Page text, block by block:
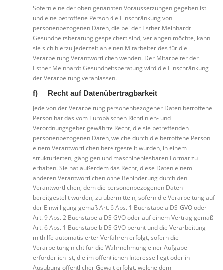
Sofern eine der oben genannten Voraussetzungen gegeben ist
und eine betroffene Person die Einschränkung von
personenbezogenen Daten, die bei der Esther Meinhardt
Gesundheitsberatung gespeichert sind, verlangen möchte, kann
sie sich hierzu jederzeit an einen Mitarbeiter des für die
Verarbeitung Verantwortlichen wenden. Der Mitarbeiter der
Esther Meinhardt Gesundheitsberatung wird die Einschränkung
der Verarbeitung veranlassen.
f) Recht auf Datenübertragbarkeit
Jede von der Verarbeitung personenbezogener Daten betroffene
Person hat das vom Europäischen Richtlinien- und
Verordnungsgeber gewährte Recht, die sie betreffenden
personenbezogenen Daten, welche durch die betroffene Person
einem Verantwortlichen bereitgestellt wurden, in einem
strukturierten, gängigen und maschinenlesbaren Format zu
erhalten. Sie hat außerdem das Recht, diese Daten einem
anderen Verantwortlichen ohne Behinderung durch den
Verantwortlichen, dem die personenbezogenen Daten
bereitgestellt wurden, zu übermitteln, sofern die Verarbeitung auf
der Einwilligung gemäß Art. 6 Abs. 1 Buchstabe a DS-GVO oder
Art. 9 Abs. 2 Buchstabe a DS-GVO oder auf einem Vertrag gemäß
Art. 6 Abs. 1 Buchstabe b DS-GVO beruht und die Verarbeitung
mithilfe automatisierter Verfahren erfolgt, sofern die
Verarbeitung nicht für die Wahrnehmung einer Aufgabe
erforderlich ist, die im öffentlichen Interesse liegt oder in
Ausübung öffentlicher Gewalt erfolgt, welche dem